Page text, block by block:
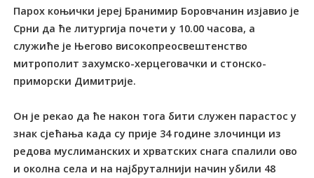
Парох коњички јереј Бранимир Боровчанин изјавио је
Срни да ће литургија почети у 10.00 часова, а
служиће је Његово високопреосвештенство
митрополит захумско-херцеговачки и стонско-
приморски Димитрије.
Он је рекао да ће након тога бити служен парастос у
знак сјећања када су прије 34 године злочинци из
редова муслиманских и хрватских снага спалили ово
и околна села и на најбруталнији начин убили 48